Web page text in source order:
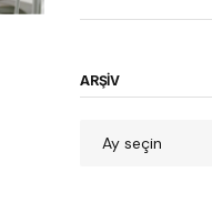
ARŞİV